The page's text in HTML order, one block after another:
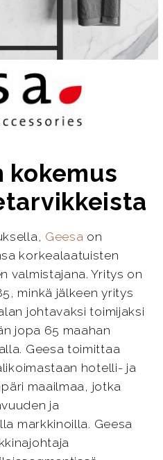
kokemus
Geesa on
korkealaatuisten
valmistajana. Yritys on
minkä jälkeen yritys
johtavaksi toimijaksi
jopa 65 maahan
Geesa toimittaa
hotelli- ja
maailmaa, jotka
ja
markkinoilla. Geesa